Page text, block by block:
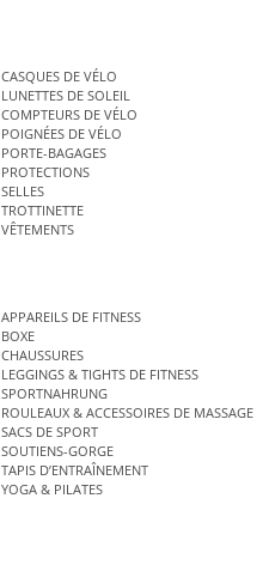
CASQUES DE VÉLO
LUNETTES DE SOLEIL
COMPTEURS DE VÉLO
POIGNÉES DE VÉLO
PORTE-BAGAGES
PROTECTIONS
SELLES
TROTTINETTE
VÊTEMENTS
APPAREILS DE FITNESS
BOXE
CHAUSSURES
LEGGINGS & TIGHTS DE FITNESS
SPORTNAHRUNG
ROULEAUX & ACCESSOIRES DE MASSAGE
SACS DE SPORT
SOUTIENS-GORGE
TAPIS D’ENTRAÎNEMENT
YOGA & PILATES